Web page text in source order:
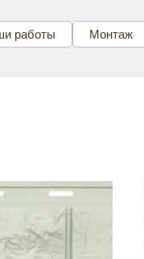
работы Монтаж